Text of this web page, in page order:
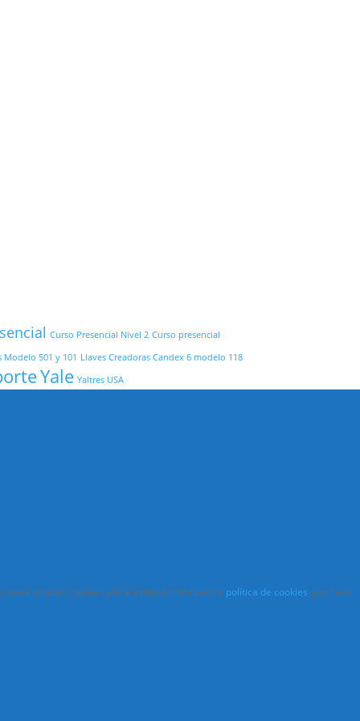
Curso Presencial Nivel 2 Curso presencial
Modelo 501 y 101 Llaves Creadoras Candex 6 modelo 118
Yale Yaltres USA
cookies y la aceptación de nuestra política de cookies, pinche el